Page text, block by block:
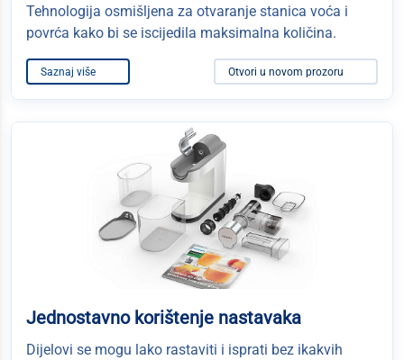
Tehnologija osmišljena za otvaranje stanica voća i
povrća kako bi se iscijedila maksimalna količina.
Saznaj više Otvori u novom prozoru
Jednostavno korištenje nastavaka
Dijelovi se mogu lako rastaviti i isprati bez ikakvih